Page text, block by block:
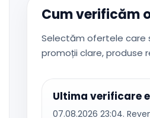
Cum verificăm
Selectăm ofertele care
promoții clare, produse
Ultima verificare
07.08.2026 23:04.